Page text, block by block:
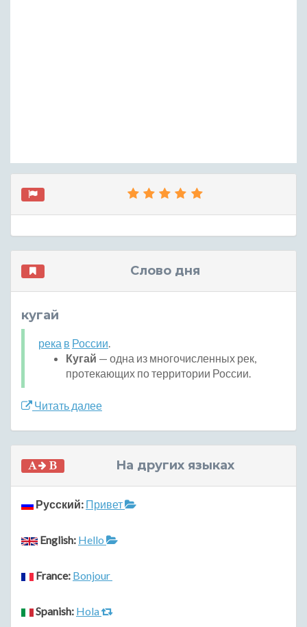
Слово дня
кугай
река в России.
Кугай — одна из многочисленных рек,
протекающих по территории России.
Читать далее
На других языках
Русский: Привет
English: Hello
France: Bonjour
Spanish: Hola